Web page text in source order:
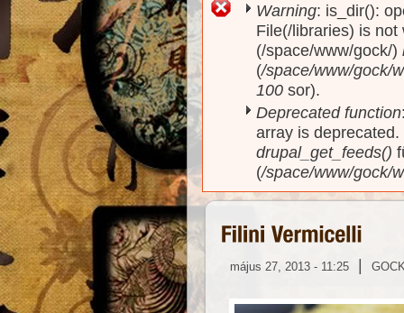
Hibaüzenet
Warning: is_dir():
File(/libraries) is
(/space/www/gock/)
(/space/www/gock/
100 sor).
Deprecated function
array is
drupal_get_feeds()
(/space/www/gock/
május 27, 2013 - 11:25 |